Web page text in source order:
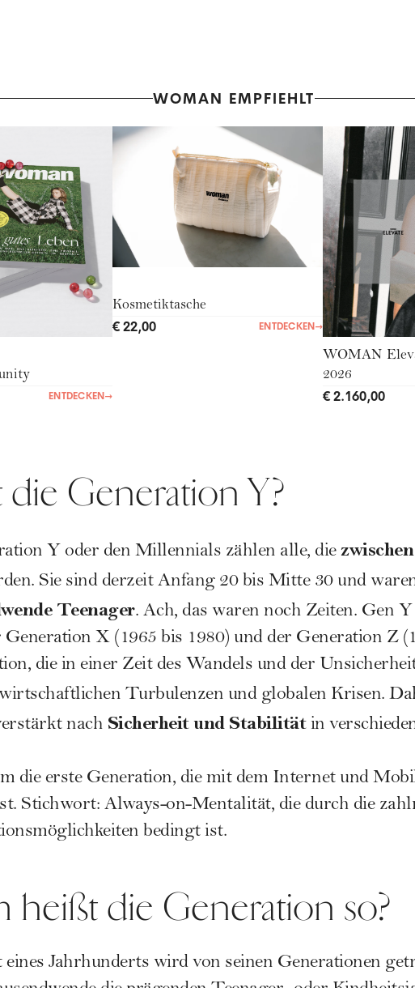
WOMAN EMPFIEHLT
ENTDECKEN→
Kosmetiktasche
€ 22,00 ENTDECKEN→
WOMAN
2026
€ 2.160,00
die Generation Y?
Y oder den Millennials zählen alle, die
Sie sind derzeit Anfang 20 bis Mitte 30 und
Teenager. Ach, das waren noch Zeiten. Gen
Generation X (1965 bis 1980) und der Generation Z
die in einer Zeit des Wandels und der
Turbulenzen und globalen Krisen.
nach Sicherheit und Stabilitätin
die erste Generation, die mit dem Internet und
Stichwort: Always-on-Mentalität, die durch die
bedingt ist.
heißt die Generation so?
Jahrhunderts wird von seinen Generationen